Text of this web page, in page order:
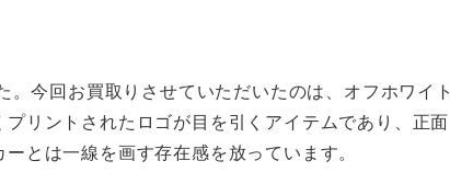
今回お買取りさせていただいたのは、オフホワイト
リントされたロゴが目を引くアイテムであり、正面
とは一線を画す存在感を放っています。